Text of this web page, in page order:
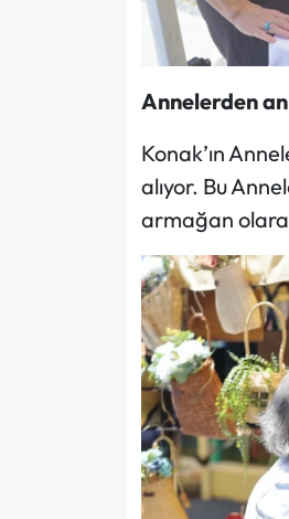
Annelerden
Konak’ın
alıyor. Bu
armağan